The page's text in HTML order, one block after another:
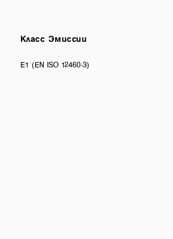
Класс Эмиссии
E1 (EN ISO 12460-3)